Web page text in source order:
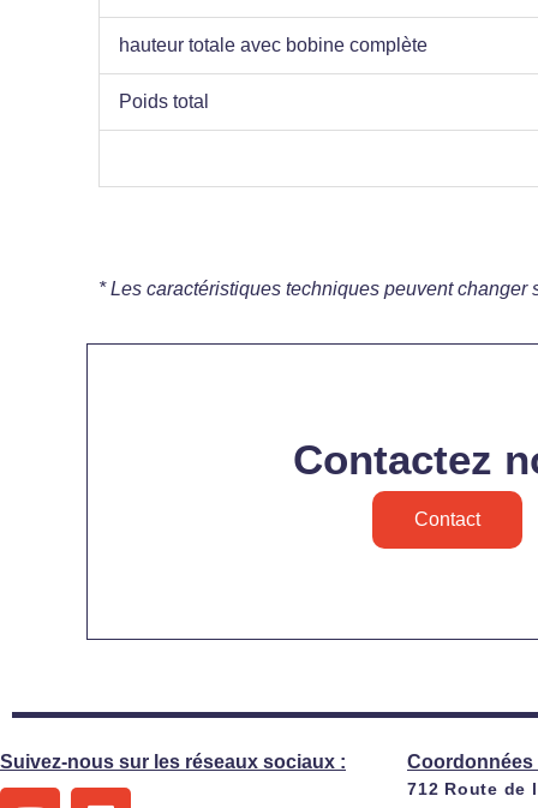
hauteur totale avec bobine complète
Poids total
* Les caractéristiques techniques peuvent changer
Contactez
Contact
Suivez-nous sur les réseaux sociaux :
Y L
Coordonnées
712 Route de